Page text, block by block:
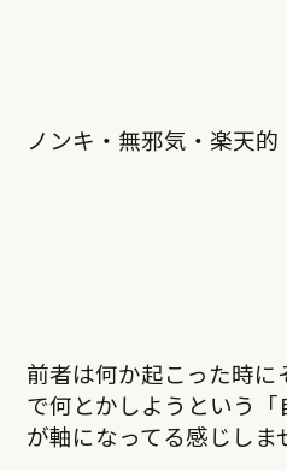
ノンキ・無邪気・楽天的
前者は何か起こった時
で何とかしようという
が軸になってる感じしま